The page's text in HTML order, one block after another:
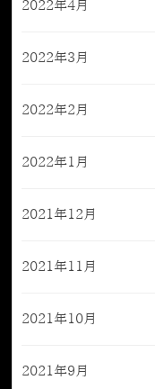
2022年4月
2022年3月
2022年2月
2022年1月
2021年12月
2021年11月
2021年10月
2021年9月